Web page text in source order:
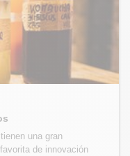
una gran
de innovación